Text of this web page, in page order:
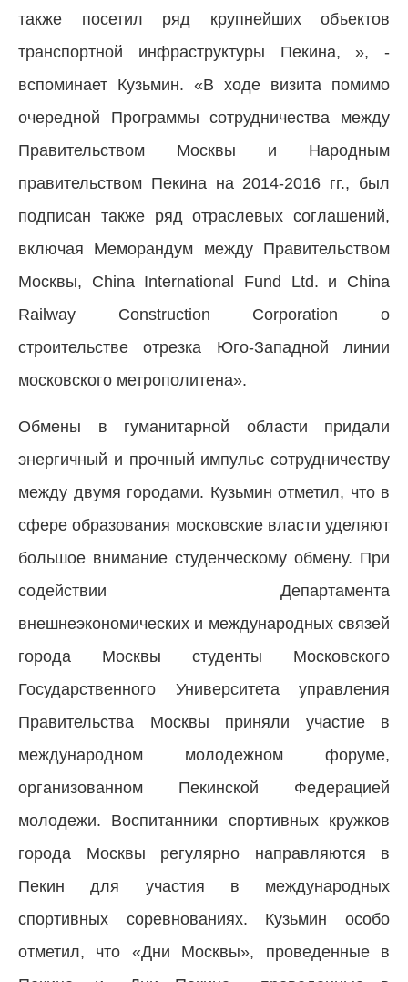
также посетил ряд крупнейших объектов
транспортной инфраструктуры Пекина, », -
вспоминает Кузьмин. «В ходе визита помимо
очередной Программы сотрудничества между
Правительством Москвы и Народным
правительством Пекина на 2014-2016 гг., был
подписан также ряд отраслевых соглашений,
включая Меморандум между Правительством
Москвы, China International Fund Ltd. и China
Railway Construction Corporation о
строительстве отрезка Юго-Западной линии
московского метрополитена».
Обмены в гуманитарной области придали
энергичный и прочный импульс сотрудничеству
между двумя городами. Кузьмин отметил, что в
сфере образования московские власти уделяют
большое внимание студенческому обмену. При
содействии Департамента
внешнеэкономических и международных связей
города Москвы студенты Московского
Государственного Университета управления
Правительства Москвы приняли участие в
международном молодежном форуме,
организованном Пекинской Федерацией
молодежи. Воспитанники спортивных кружков
города Москвы регулярно направляются в
Пекин для участия в международных
спортивных соревнованиях. Кузьмин особо
отметил, что «Дни Москвы», проведенные в